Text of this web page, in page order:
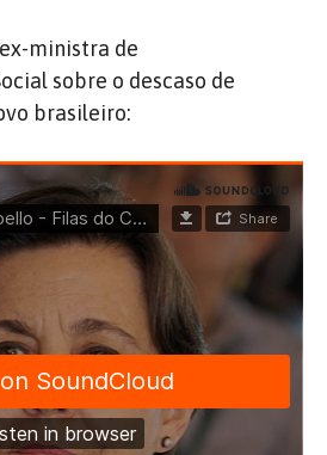
ministra de
sobre o descaso de
brasileiro: